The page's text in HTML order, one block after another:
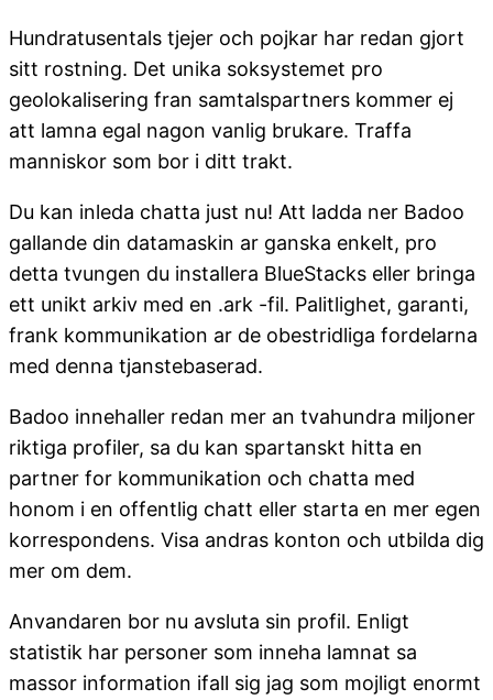
Hundratusentals tjejer och pojkar har redan gjort
sitt rostning. Det unika soksystemet pro
geolokalisering fran samtalspartners kommer ej
att lamna egal nagon vanlig brukare. Traffa
manniskor som bor i ditt trakt.
Du kan inleda chatta just nu! Att ladda ner Badoo
gallande din datamaskin ar ganska enkelt, pro
detta tvungen du installera BlueStacks eller bringa
ett unikt arkiv med en .ark -fil. Palitlighet, garanti,
frank kommunikation ar de obestridliga fordelarna
med denna tjanstebaserad.
Badoo innehaller redan mer an tvahundra miljoner
riktiga profiler, sa du kan spartanskt hitta en
partner for kommunikation och chatta med
honom i en offentlig chatt eller starta en mer egen
korrespondens. Visa andras konton och utbilda dig
mer om dem.
Anvandaren bor nu avsluta sin profil. Enligt
statistik har personer som inneha lamnat sa
massor information ifall sig jag som mojligt enormt